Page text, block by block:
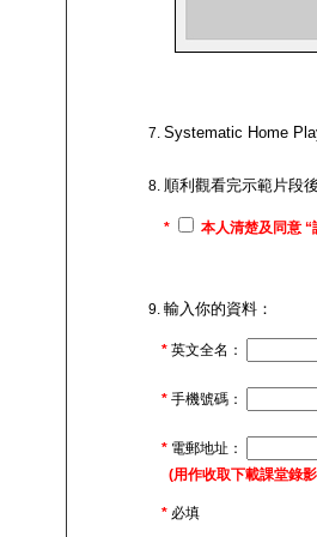
Systematic Home
順利觀看完示範片段
* 本人清楚及同意
輸入你的資料：
* 英文全名：
* 手機號碼：
* 電郵地址：
(用作收取下載課堂錄
* 必填